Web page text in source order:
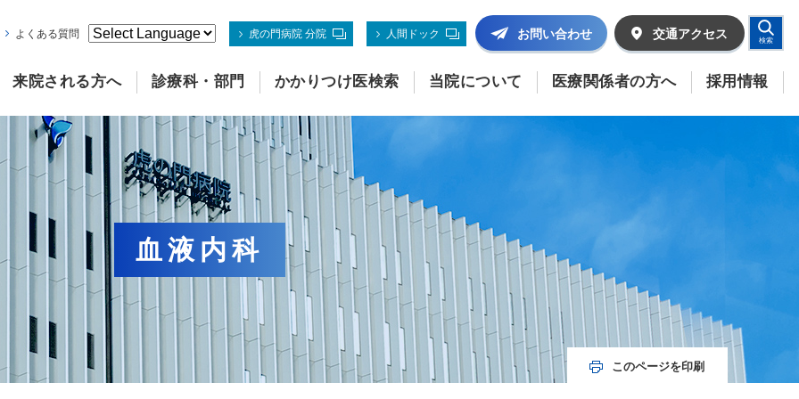
お問い合わせ 交通アクセス 検索
よくある質問 虎の門病院 分院 人間ドック
来院される方へ 診療科・部門 かかりつけ医検索 当院について 医療関係者の方へ 採用情報
血液内科
このページを印刷